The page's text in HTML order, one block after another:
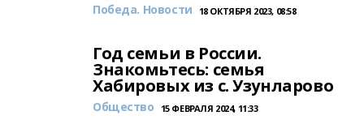
Победа. Новости 18 ОКТЯБРЯ 2023, 08:58
Год семьи в России.
Знакомьтесь: семья
Хабировых из с. Узунларово
Общество 15 ФЕВРАЛЯ 2024, 11:33